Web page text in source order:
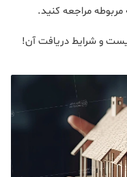
مربوطه مراجعه کنید.
و شرایط دریافت آن!